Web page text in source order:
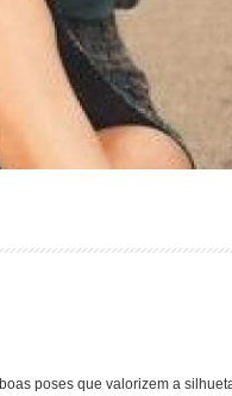
poses que valorizem a